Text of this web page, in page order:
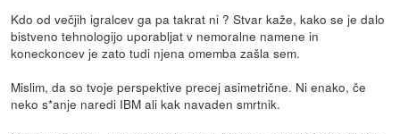
Kdo od večjih igralcev ga pa takrat ni ? Stvar kaže, kako se je dalo
bistveno tehnologijo uporabljat v nemoralne namene in
koneckoncev je zato tudi njena omemba zašla sem.
Mislim, da so tvoje perspektive precej asimetrične. Ni enako, če
neko s*anje naredi IBM ali kak navaden smrtnik.